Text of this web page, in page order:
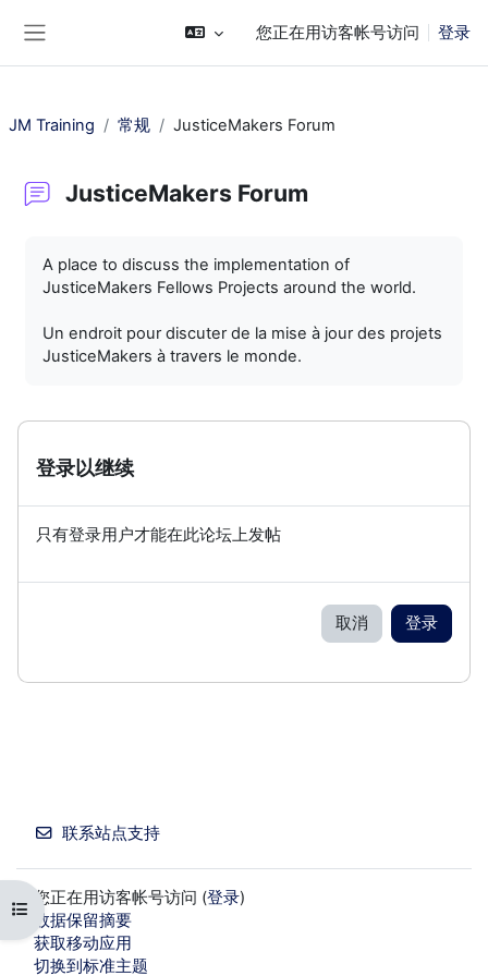
您正在用访客帐号访问 登录
打开课程索引
JM Training 常规 JusticeMakers Forum
JusticeMakers Forum
A place to discuss the implementation of
JusticeMakers Fellows Projects around the world.
Un endroit pour discuter de la mise à jour des projets
JusticeMakers à travers le monde.
登录以继续
只有登录用户才能在此论坛上发帖
取消 登录
联系站点支持
您正在用访客帐号访问 (登录)
‎数据保留摘要‎
获取移动应用
切换到标准主题